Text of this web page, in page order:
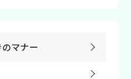
マナー